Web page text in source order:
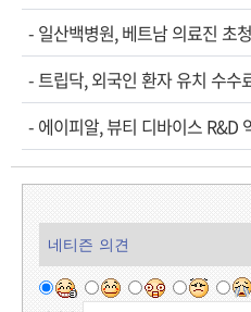
- 일산백병원, 베트남 의료진 초청
-트립닥, 외국인 환자 유치 수
- 에이피알, 뷰티 디바이스 R&D
네티즌 의견